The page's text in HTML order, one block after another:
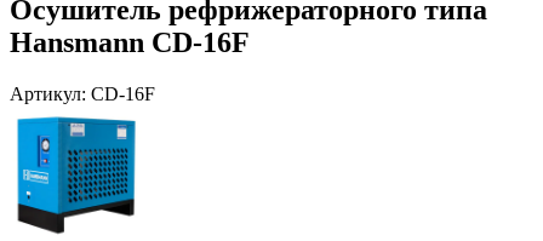
Осушитель рефрижераторного типа
Hansmann CD-16F
Артикул: CD-16F